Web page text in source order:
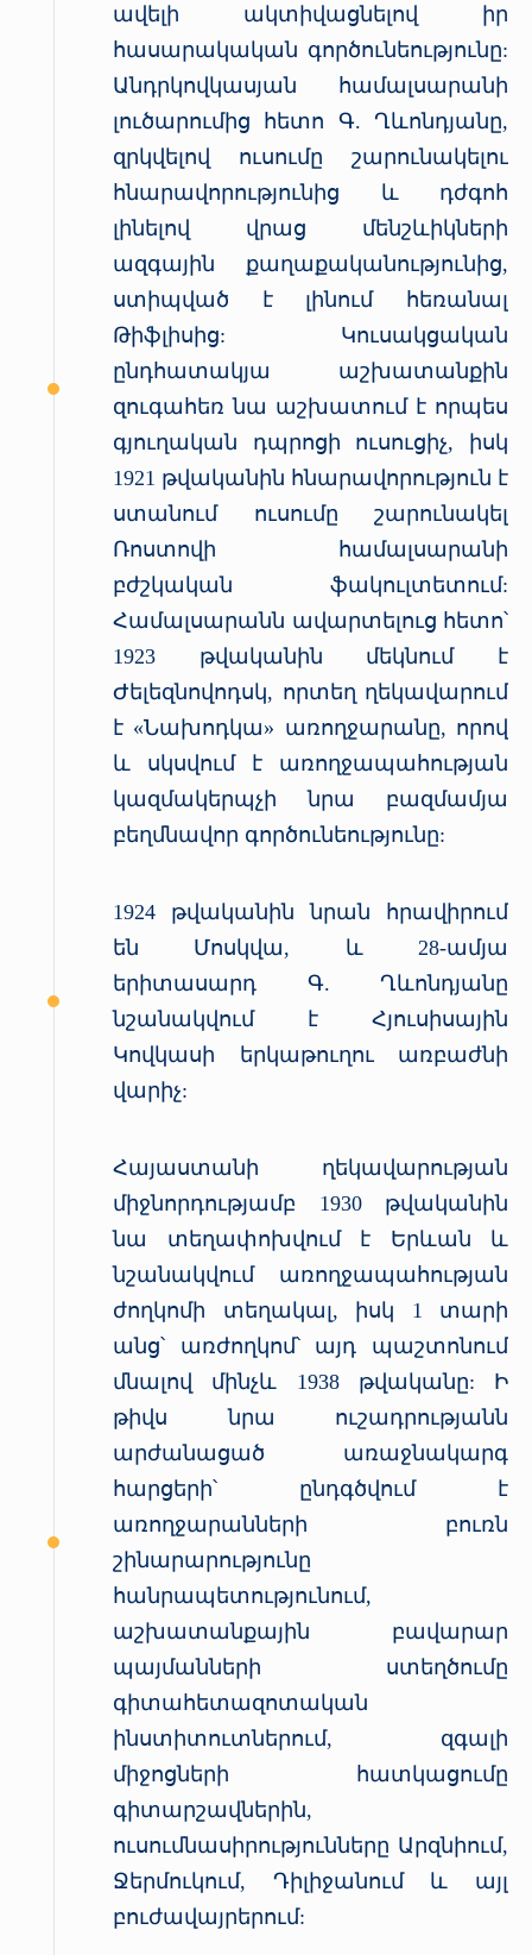
ավելի ակտիվացնելով իր
հասարակական գործունեությունը:
Անդրկովկասյան համալսարանի
լուծարումից հետո Գ. Ղևոնդյանը,
զրկվելով ուսումը շարունակելու
հնարավորությունից և դժգոհ
լինելով վրաց մենշևիկների
ազգային քաղաքականությունից,
ստիպված է լինում հեռանալ
Թիֆլիսից: Կուսակցական
ընդհատակյա աշխատանքին
զուգահեռ նա աշխատում է որպես
գյուղական դպրոցի ուսուցիչ, իսկ
1921 թվականին հնարավորություն է
ստանում ուսումը շարունակել
Ռոստովի համալսարանի
բժշկական ֆակուլտետում:
Համալսարանն ավարտելուց հետո՝
1923 թվականին մեկնում է
Ժելեզնովոդսկ, որտեղ ղեկավարում
է «Նախոդկա» առողջարանը, որով
և սկսվում է առողջապահության
կազմակերպչի նրա բազմամյա
բեղմնավոր գործունեությունը:
1924 թվականին նրան հրավիրում
են Մոսկվա, և 28-ամյա
երիտասարդ Գ. Ղևոնդյանը
նշանակվում է Հյուսիսային
Կովկասի երկաթուղու առբաժնի
վարիչ:
Հայաստանի ղեկավարության
միջնորդությամբ 1930 թվականին
նա տեղափոխվում է Երևան և
նշանակվում առողջապահության
ժողկոմի տեղակալ, իսկ 1 տարի
անց՝ առժողկոմ՝ այդ պաշտոնում
մնալով մինչև 1938 թվականը: Ի
թիվս նրա ուշադրությանն
արժանացած առաջնակարգ
հարցերի՝ ընդգծվում է
առողջարանների բուռն
շինարարությունը
հանրապետությունում,
աշխատանքային բավարար
պայմանների ստեղծումը
գիտահետազոտական
ինստիտուտներում, զգալի
միջոցների հատկացումը
գիտարշավներին,
ուսումնասիրությունները Արզնիում,
Ջերմուկում, Դիլիջանում և այլ
բուժավայրերում: